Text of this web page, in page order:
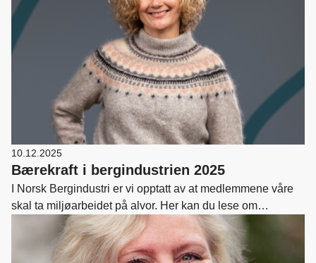
10.12.2025
Bærekraft i bergindustrien 2025
I Norsk Bergindustri er vi opptatt av at medlemmene våre
skal ta miljøarbeidet på alvor. Her kan du lese om
miljøarbeidet i 2025